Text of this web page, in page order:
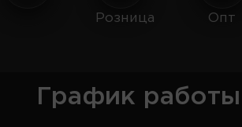
Розница Опт
График